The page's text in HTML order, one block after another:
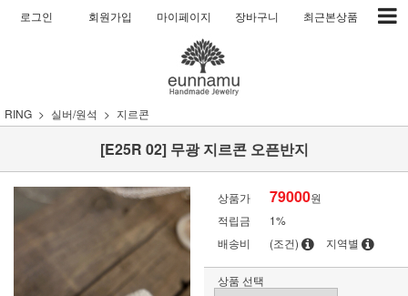
로그인 회원가입 마이페이지 장바구니 최근본상품
RING 실버/원석 지르콘
[E25R 02] 무광 지르콘 오픈반지
상품가 79000원
적립금
1%
배송비
(조건) 지역별
상품 선택